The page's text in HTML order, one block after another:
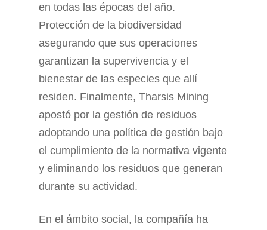
en todas las épocas del año.
Protección de la biodiversidad
asegurando que sus operaciones
garantizan la supervivencia y el
bienestar de las especies que allí
residen. Finalmente, Tharsis Mining
apostó por la gestión de residuos
adoptando una política de gestión bajo
el cumplimiento de la normativa vigente
y eliminando los residuos que generan
durante su actividad.
En el ámbito social, la compañía ha